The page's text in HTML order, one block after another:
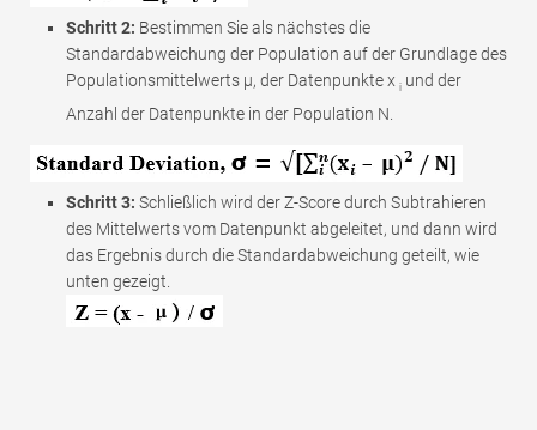
Schritt 2: Bestimmen Sie als nächstes die
Standardabweichung der Population auf der Grundlage des
Populationsmittelwerts μ, der Datenpunkte x i und der
Anzahl der Datenpunkte in der Population N.
Schritt 3: Schließlich wird der Z-Score durch Subtrahieren
des Mittelwerts vom Datenpunkt abgeleitet, und dann wird
das Ergebnis durch die Standardabweichung geteilt, wie
unten gezeigt.